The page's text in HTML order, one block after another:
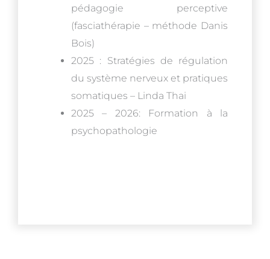
pédagogie perceptive
(fasciathérapie – méthode Danis
Bois)
2025 : Stratégies de régulation
du système nerveux et pratiques
somatiques – Linda Thai
2025 – 2026: Formation à la
psychopathologie